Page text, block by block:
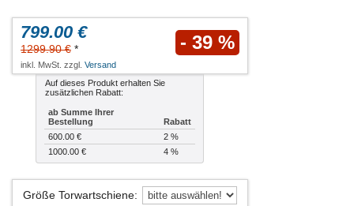
799.00 €
1299.90 € * - 39 %
inkl. MwSt. zzgl. Versand
Auf dieses Produkt erhalten Sie
zusätzlichen Rabatt:
ab Summe Ihrer
Bestellung
Rabatt
600.00 €
2 %
1000.00 €
4 %
Größe Torwartschiene: